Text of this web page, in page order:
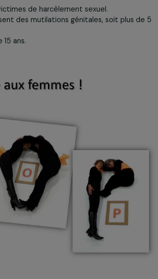
à la violence
son conjoint tous les
l’âge de 15 ans.